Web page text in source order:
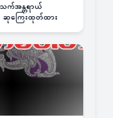
က်အန္တရာယ်
ဆုကြေးထုတ်ထား